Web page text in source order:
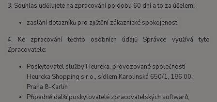
3. Souhlas udělujete na zpracování po dobu 60 dní a to za účelem:
zaslání dotazníků pro zjištění zákaznické spokojenosti
4. Ke zpracování těchto osobních údajů Správce využívá tyto
Zpracovatele:
Poskytovatel služby Heureka, provozované společností
Heureka Shopping s.r.o., sídlem Karolinská 650/1, 186 00,
Praha 8-Karlín
Případně další poskytovatelé zpracovatelských softwarů,